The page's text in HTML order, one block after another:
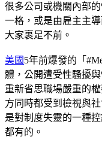
很多公司或機關內部
一格，或是由雇主主
大家裹足不前。
美國 5年前爆發的「
體，公開遭受性騷擾
重新省思職場嚴重的
方同時都受到檢視與
是對制度失靈的一種
都有的。